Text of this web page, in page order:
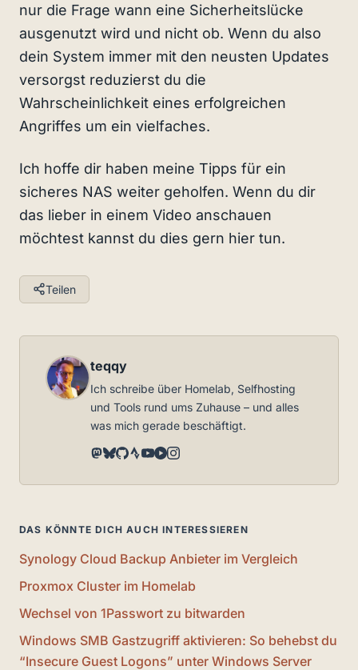
nur die Frage wann eine Sicherheitslücke
ausgenutzt wird und nicht ob. Wenn du also
dein System immer mit den neusten Updates
versorgst reduzierst du die
Wahrscheinlichkeit eines erfolgreichen
Angriffes um ein vielfaches.
Ich hoffe dir haben meine Tipps für ein
sicheres NAS weiter geholfen. Wenn du dir
das lieber in einem Video anschauen
möchtest kannst du dies gern hier tun.
Teilen
teqqy
Ich schreibe über Homelab, Selfhosting
und Tools rund ums Zuhause – und alles
was mich gerade beschäftigt.
DAS KÖNNTE DICH AUCH INTERESSIEREN
Synology Cloud Backup Anbieter im Vergleich
Proxmox Cluster im Homelab
Wechsel von 1Passwort zu bitwarden
Windows SMB Gastzugriff aktivieren: So behebst du
“Insecure Guest Logons” unter Windows Server